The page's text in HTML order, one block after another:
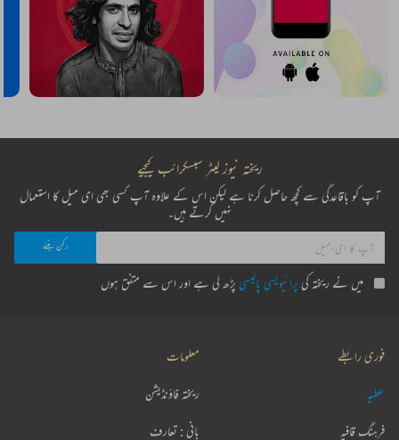
ریختہ نیوز لیٹر سبسکرائب کیجیے
آپ کو باقاعدگی سے کچھ حاصل کرنا ہے لیکن اس کے علاوہ آپ کسی بھی ای میل کا استعمال
نہیں کرتے ہیں۔
میں نے ریختہ کی پرائیویسی پالیسی پڑھ لی ہے اور اس سے متفق ہوں
فوری رابطے
عطیہ
فرہنگ قافیہ
معلومات
ریختہ فاؤنڈیشن
بانی : تعارف